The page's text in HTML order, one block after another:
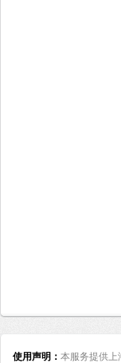
使用声明： 本服务提供上